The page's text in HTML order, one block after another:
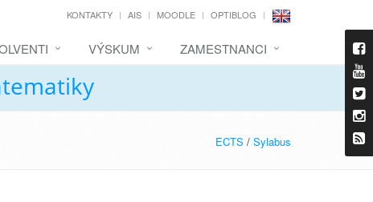
KONTAKTY AIS MOODLE OPTIBLOG
VÝSKUM ZAMESTNANCI
ECTS / Sylabus